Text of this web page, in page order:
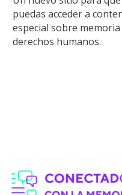
Un nuevo sitio para que
puedas acceder a
especial sobre memoria
derechos humanos.